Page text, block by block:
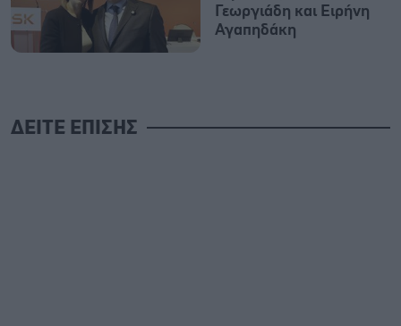
Γεωργιάδη και Ειρήνη
Αγαπηδάκη
ΔΕΙΤΕ ΕΠΙΣΗΣ